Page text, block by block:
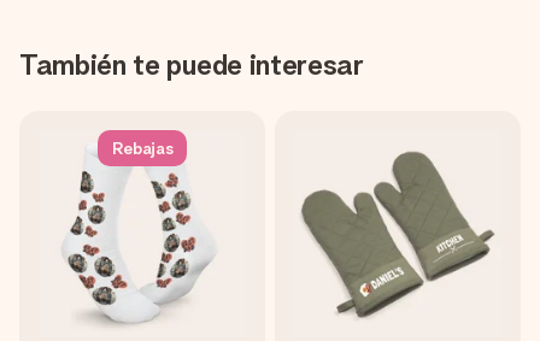
También te puede interesar
Rebajas